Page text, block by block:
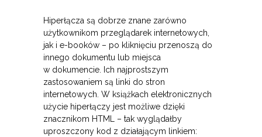
Hiperłącza są dobrze znane zarówno
użytkownikom przeglądarek internetowych,
jak i e-booków – po kliknięciu przenoszą do
innego dokumentu lub miejsca
w dokumencie. Ich najprostszym
zastosowaniem są linki do stron
internetowych. W książkach elektronicznych
użycie hiperłączy jest możliwe dzięki
znacznikom HTML – tak wyglądałby
uproszczony kod z działającym linkiem: